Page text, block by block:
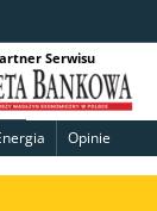
Serwisu
Opinie